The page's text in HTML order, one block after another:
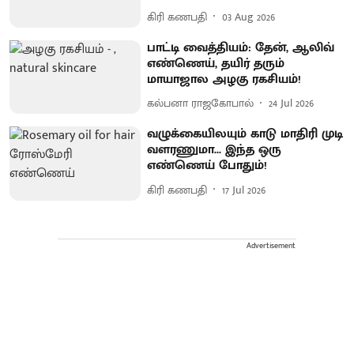
கிரி கணபதி 03 Aug 2026
பாட்டி வைத்தியம்: தேன், ஆலிவ்
எண்ணெய், தயிர் தரும்
மாயாஜால அழகு ரகசியம்!
கல்பனா ராஜகோபால் 24 Jul 2026
வழுக்கையிலயும் காடு மாதிரி முடி
வளரணுமா... இந்த ஒரு
எண்ணெய் போதும்!
கிரி கணபதி 17 Jul 2026
Advertisement